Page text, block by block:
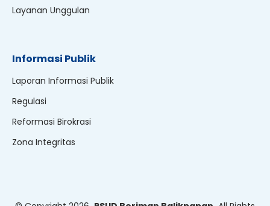
Layanan Unggulan
Informasi Publik
Laporan Informasi Publik
Regulasi
Reformasi Birokrasi
Zona Integritas